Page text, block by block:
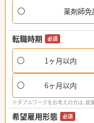
薬剤師免
転職時期 必須
1ヶ月以内
6ヶ月以内
※ダブルワークをお考えの方は、就
希望雇用形態 必須